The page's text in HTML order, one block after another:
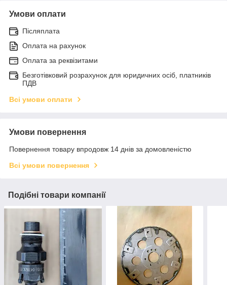
Умови оплати
Післяплата
Оплата на рахунок
Оплата за реквізитами
Безготівковий розрахунок для юридичних осіб, платників
ПДВ
Всі умови оплати
Умови повернення
Повернення товару впродовж 14 днів за домовленістю
Всі умови повернення
Подібні товари компанії